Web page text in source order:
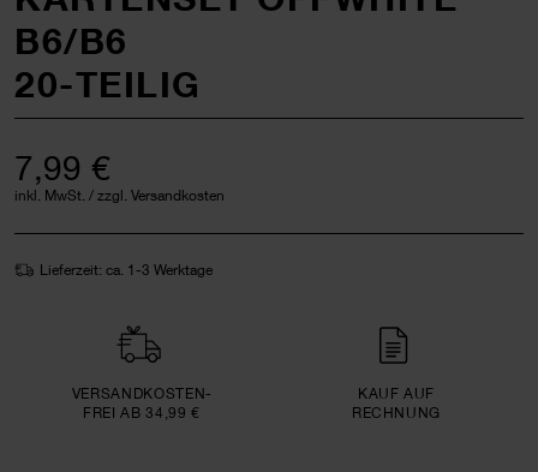
B6/B6
20-TEILIG
7,99 €
inkl. MwSt. / zzgl. Versandkosten
Lieferzeit: ca. 1-3 Werktage
VERSAND­KOSTEN­
FREI AB 34,99 €
KAUF AUF
RECHNUNG